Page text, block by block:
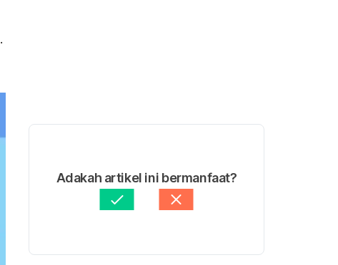
.
Adakah artikel ini bermanfaat?